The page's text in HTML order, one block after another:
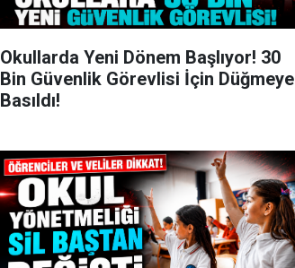
Okullarda Yeni Dönem Başlıyor! 30
Bin Güvenlik Görevlisi İçin Düğmeye
Basıldı!